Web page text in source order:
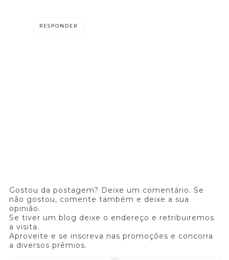
RESPONDER
Gostou da postagem? Deixe um comentário. Se
não gostou, comente também e deixe a sua
opinião.
Se tiver um blog deixe o endereço e retribuiremos
a visita.
Aproveite e se inscreva nas promoções e concorra
a diversos prêmios.